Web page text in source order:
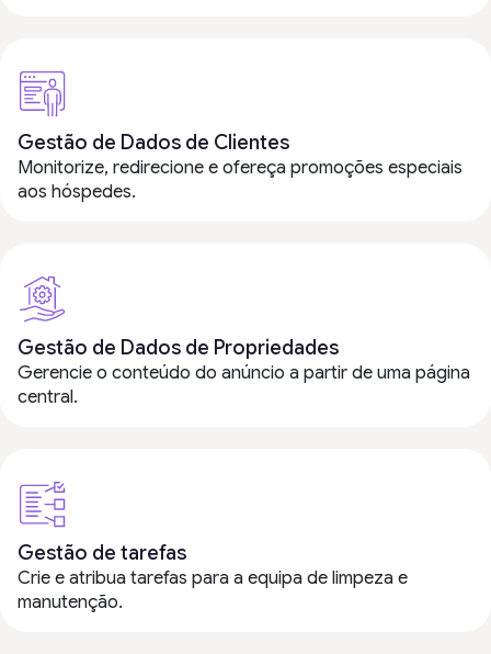
Gestão de Dados de Clientes
Monitorize, redirecione e ofereça promoções especiais
aos hóspedes.
Gestão de Dados de Propriedades
Gerencie o conteúdo do anúncio a partir de uma página
central.
Gestão de tarefas
Crie e atribua tarefas para a equipa de limpeza e
manutenção.